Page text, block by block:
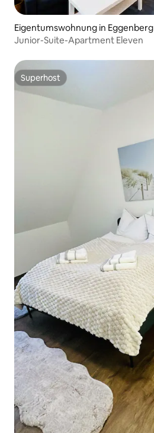
Eigentumswohnung in Eggenberg
Junior-Suite-Apartment Eleven
Superhost
Superhost